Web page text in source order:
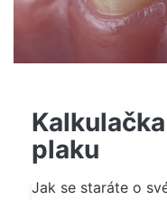
plaku
Jak se staráte o